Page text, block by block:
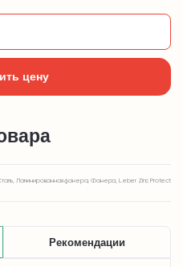
цену
Ламинированная фанера, Фанера, Leber Zinc Protect
Рекомендации